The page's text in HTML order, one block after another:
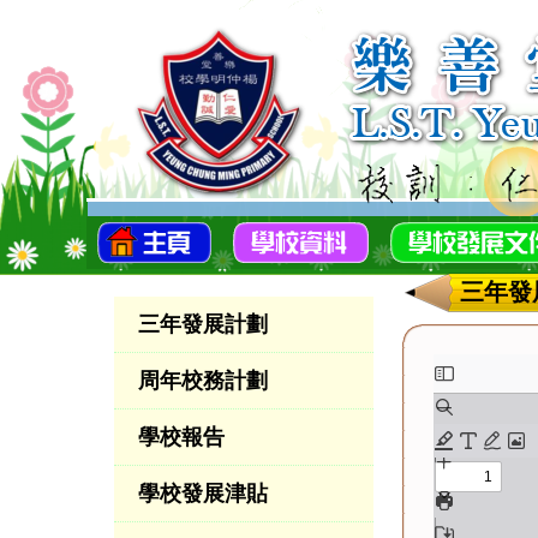
三年發展計劃
周年校務計劃
學校報告
學校發展津貼
三年發